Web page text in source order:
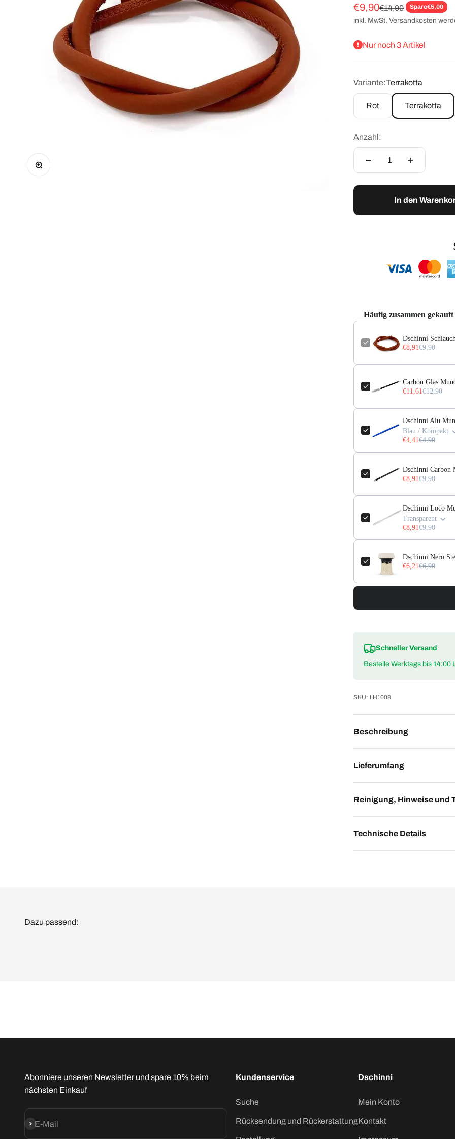
Bild vergrößern
Angebot
€9,90Regulärer Preis
€14,90 Spare€5,00
inkl. MwSt. Versandkosten
Nur noch 3 Artikel
Variante:Terrakotta
Rot Terrakotta
Anzahl:
In den
Häufig zusammen gekauft
Dschinni
€8,91€9,90
Carbon Glas
€11,61€12,90
Dschinni Alu
Blau / Kompakt
€4,41€4,90
Dschinni Carbon
€8,91€9,90
Dschinni Loco
Transparent
€8,91€9,90
Dschinni Nero
€6,21€6,90
Schneller Versand
Bestelle Werktags bis 14:00
SKU: LH1008
Beschreibung
Lieferumfang
Reinigung, Hinweise und
Technische Details
Dazu passend:
Abonniere unseren Newsletter und spare 10% beim
nächsten Einkauf
E-Mail
Abonnieren
Kundenservice
Suche
Rücksendung und Rückerstattung
Dschinni
Mein Konto
Kontakt